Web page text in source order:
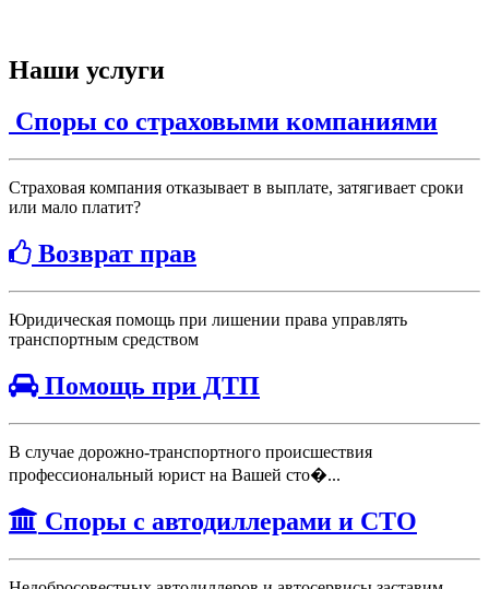
Наши услуги
Споры со страховыми компаниями
Страховая компания отказывает в выплате, затягивает сроки
или мало платит?
Возврат прав
Юридическая помощь при лишении права управлять
транспортным средством
Помощь при ДТП
В случае дорожно-транспортного происшествия
профессиональный юрист на Вашей сто�...
Споры с автодиллерами и СТО